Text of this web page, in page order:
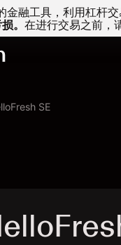
融工具，利用杠杆
。 在进行交易之前，
SE